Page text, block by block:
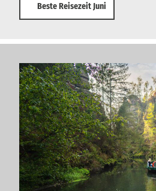
Beste Reisezeit Juni